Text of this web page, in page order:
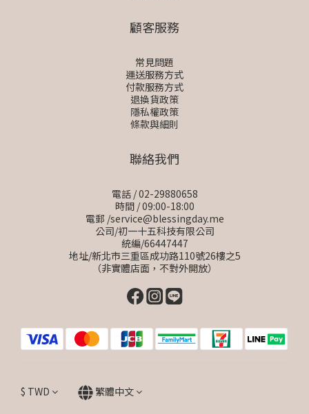
顧客服務
常見問題
運送服務方式
付款服務方式
退換貨政策
隱私權政策
條款與細則
聯絡我們
電話 / 02-29880658
時間 / 09:00-18:00
電郵 /service@blessingday.me
公司/初一十五科技有限公司
統編/66447447
地址/新北市三重區成功路110號26樓之5
（非實體店面，不對外開放）
$ TWD 繁體中文